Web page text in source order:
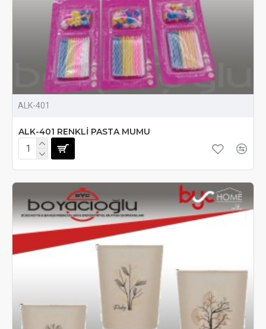
ALK-401
ALK-401 RENKLİ PASTA MUMU